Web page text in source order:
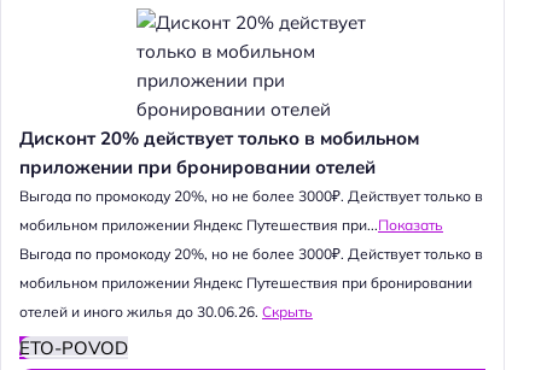
Дисконт 20% действует только в мобильном
приложении при бронировании отелей
Выгода по промокоду 20%, но не более 3000₽. Действует только в
мобильном приложении Яндекс Путешествия при...Показать
Выгода по промокоду 20%, но не более 3000₽. Действует только в
мобильном приложении Яндекс Путешествия при бронировании
отелей и иного жилья до 30.06.26. Скрыть
ETO-POVOD